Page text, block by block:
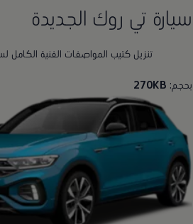
سيارة تي روك الجديدة
تنزيل كتيب المواصفات الفنية الكامل
بحجم: 270KB